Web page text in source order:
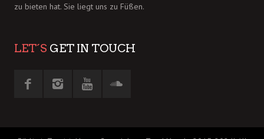
zu bieten hat. Sie liegt uns zu Füßen.
LET´S GET IN TOUCH